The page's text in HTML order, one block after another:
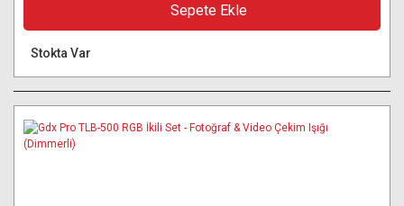
Sepete Ekle
Stokta Var